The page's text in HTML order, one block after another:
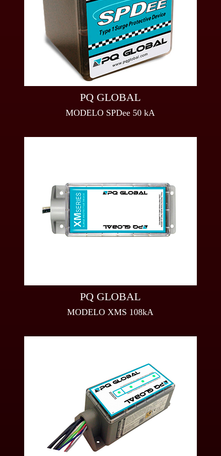
PQ GLOBAL
MODELO SPDee 50 kA
PQ GLOBAL
MODELO XMS 108kA